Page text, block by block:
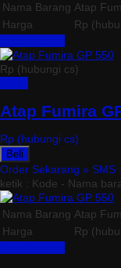
Nama Barang Atap
Harga
Rp
Rp (hubungi cs)
Atap Fumira
Rp (hubungi cs)
Beli
Order Sekarang » SMS
ketik : Kode - Nama
Nama Barang Atap
Harga
Rp